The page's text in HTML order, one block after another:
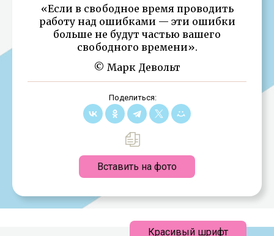
«Если в свободное время проводить
работу над ошибками — эти ошибки
больше не будут частью вашего
свободного времени».
© Марк Девольт
Поделиться:
Вставить на фото
Красивый шрифт